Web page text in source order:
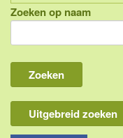
Indonesië,
Bali
Lombok
Flores &
Overige Sunda
Zoeken op naam
Uitgebreid zoeken